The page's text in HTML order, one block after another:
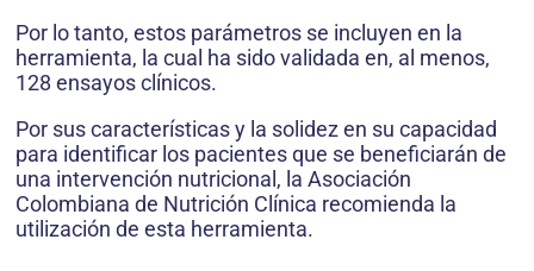
Por lo tanto, estos parámetros se incluyen en la
herramienta, la cual ha sido validada en, al menos,
128 ensayos clínicos.
Por sus características y la solidez en su capacidad
para identificar los pacientes que se beneficiarán de
una intervención nutricional, la Asociación
Colombiana de Nutrición Clínica recomienda la
utilización de esta herramienta.